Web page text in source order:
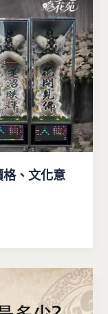
、文化意